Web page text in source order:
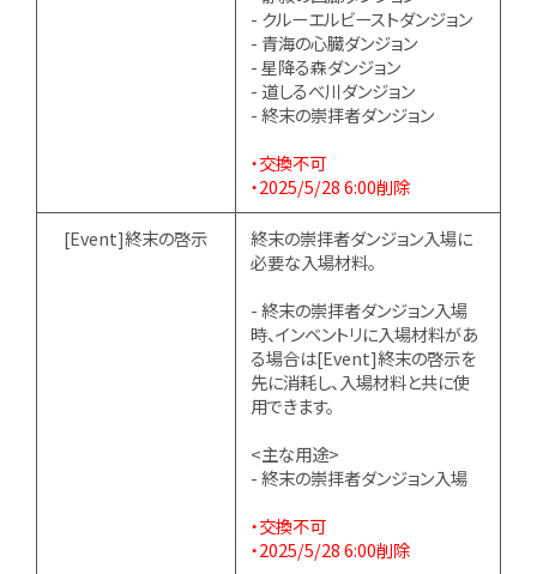
- クルーエルビーストダンジョン
- 青海の心臓ダンジョン
- 星降る森ダンジョン
- 道しるべ川ダンジョン
- 終末の崇拝者ダンジョン
・交換不可
・2025/5/28 6:00削除
[Event]終末の啓示
終末の崇拝者ダンジョン入場に
必要な入場材料。
- 終末の崇拝者ダンジョン入場
時、インベントリに入場材料があ
る場合は[Event]終末の啓示を
先に消耗し、入場材料と共に使
用できます。
<主な用途>
- 終末の崇拝者ダンジョン入場
・交換不可
・2025/5/28 6:00削除